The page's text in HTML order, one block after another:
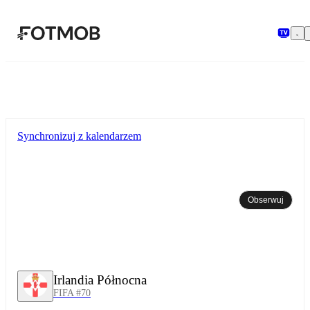
Irlandia Północna
FIFA #70
Synchronizuj z kalendarzem
Obserwuj